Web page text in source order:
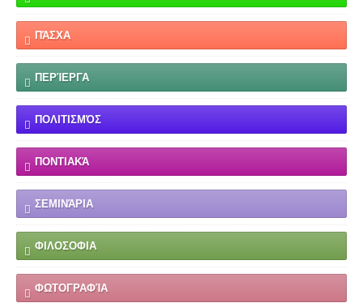
ΠΆΣΧΑ
ΠΕΡΊΕΡΓΑ
ΠΟΛΙΤΙΣΜΌΣ
ΠΟΝΤΙΑΚΆ
ΣΕΜΙΝΆΡΙΑ
ΦΙΛΟΣΟΦΙΑ
ΦΩΤΟΓΡΑΦΊΑ